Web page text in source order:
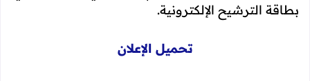
بطاقة الترشيح الإلكترونية.
تحميل الإعلان